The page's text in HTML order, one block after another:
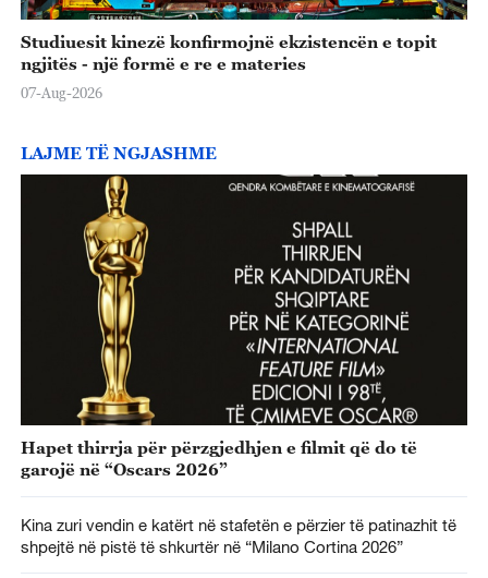
Studiuesit kinezë konfirmojnë ekzistencën e topit
ngjitës - një formë e re e materies
07-Aug-2026
LAJME TË NGJASHME
Hapet thirrja për përzgjedhjen e filmit që do të
garojë në “Oscars 2026”
Kina zuri vendin e katërt në stafetën e përzier të patinazhit të
shpejtë në pistë të shkurtër në “Milano Cortina 2026”